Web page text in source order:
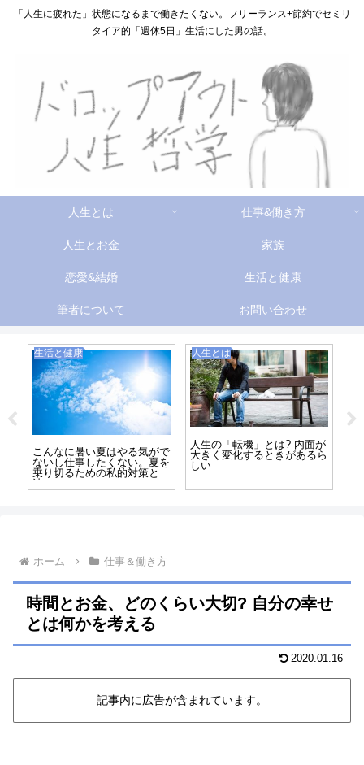
「人生に疲れた」状態になるまで働きたくない。フリーランス+節約でセミリ
タイア的「週休5日」生活にした男の話。
人生とは 仕事&働き方
人生とお金 家族
恋愛&結婚 生活と健康
筆者について お問い合わせ
生活と健康
こんなに暑い夏はやる気がで
ないし仕事したくない。夏を
乗り切るための私的対策と方
法
人生とは
人生の「転機」とは? 内面が
大きく変化するときがあるら
しい
ホーム 仕事＆働き方
時間とお金、どのくらい大切? 自分の幸せ
とは何かを考える
2020.01.16
記事内に広告が含まれています。